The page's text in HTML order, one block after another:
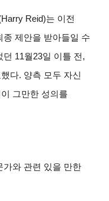
Reid)는 이전
제안을 받아들일 수
던 11월23일 이틀 전 ,
다. 양측 모두 자신
그만한 성의를
가와 관련 있을 만한